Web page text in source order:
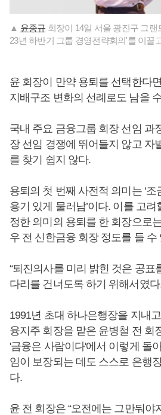
▲ 윤종규 회장이 14일 서울 광진구 그
23년 하반기 그룹 경영전략회의'를 이끌
윤 회장이 만약 용퇴를 선택한다
지배구조 변화의 선례로도 남을
국내 주요 금융그룹 회장 선임 과
장 선임 경쟁에 뛰어들지 않고 자
를 찾기 쉽지 않다.
용퇴의 첫 번째 사전적 의미는 ‘
용기 있게 물러남’이다. 이를 고려
정한 의미의 용퇴를 한 회장으로
우 전 신한금융 회장 정도를 들 수
“퇴진의사를 미리 밝힌 것은 공표
다리를 건너도록 하기 위해서였다
1991년 초대 하나은행장을 지내
융지주 회장을 맡은 윤병철 전 회
'금융은 사람이다'에서 이렇게 돌
임이 보장되는 데도 스스로 은행
다.
윤 전 회장은 “오전에는 그만둬야